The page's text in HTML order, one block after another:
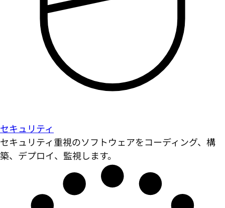
セキュリティ
セキュリティ重視のソフトウェアをコーディング、構
築、デプロイ、監視します。